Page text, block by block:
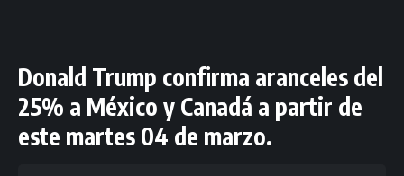
Donald Trump confirma aranceles del
25% a México y Canadá a partir de
este martes 04 de marzo.